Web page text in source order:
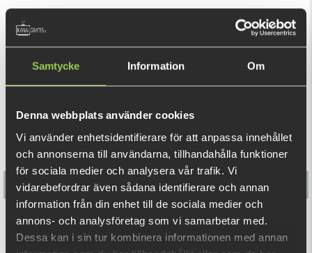
Samtycke Information Om
Denna webbplats använder cookies
Vi använder enhetsidentifierare för att anpassa innehållet
och annonserna till användarna, tillhandahålla funktioner
för sociala medier och analysera vår trafik. Vi
vidarebefordrar även sådana identifierare och annan
information från din enhet till de sociala medier och
annons- och analysföretag som vi samarbetar med.
Dessa kan i sin tur kombinera informationen med annan
Klicka här för att se hur man riggar och använderTexas
Rigoch
Tillgänglig i 10,6 gram (3-pack) och 14 gram (2-pack) i
REKOMMENDERADE PRODUKTER
Flatnose Mini 9cm, 10-pack